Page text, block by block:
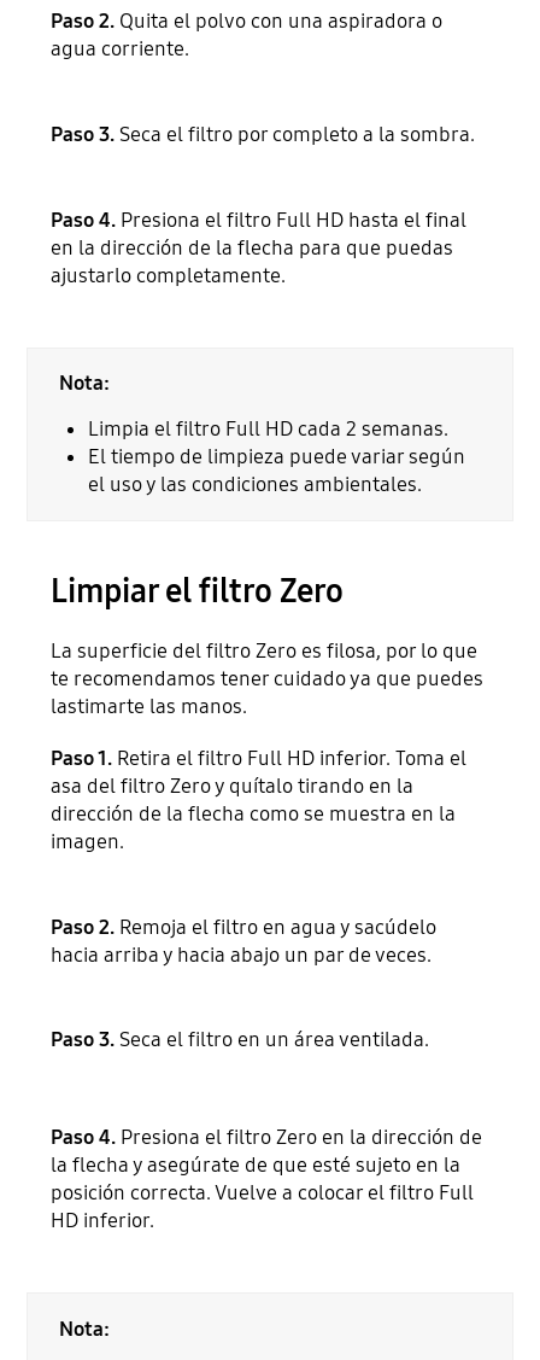
Paso 2. Quita el polvo con una aspiradora o
agua corriente.
Paso 3. Seca el filtro por completo a la sombra.
Paso 4. Presiona el filtro Full HD hasta el final
en la dirección de la flecha para que puedas
ajustarlo completamente.
Nota:
Limpia el filtro Full HD cada 2 semanas.
El tiempo de limpieza puede variar según
el uso y las condiciones ambientales.
Limpiar el filtro Zero
La superficie del filtro Zero es filosa, por lo que
te recomendamos tener cuidado ya que puedes
lastimarte las manos.
Paso 1. Retira el filtro Full HD inferior. Toma el
asa del filtro Zero y quítalo tirando en la
dirección de la flecha como se muestra en la
imagen.
Paso 2. Remoja el filtro en agua y sacúdelo
hacia arriba y hacia abajo un par de veces.
Paso 3. Seca el filtro en un área ventilada.
Paso 4. Presiona el filtro Zero en la dirección de
la flecha y asegúrate de que esté sujeto en la
posición correcta. Vuelve a colocar el filtro Full
HD inferior.
Nota: